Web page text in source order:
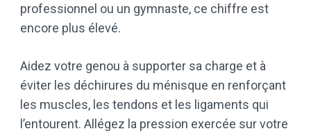
professionnel ou un gymnaste, ce chiffre est
encore plus élevé.
Aidez votre genou à supporter sa charge et à
éviter les déchirures du ménisque en renforçant
les muscles, les tendons et les ligaments qui
l’entourent. Allégez la pression exercée sur votre